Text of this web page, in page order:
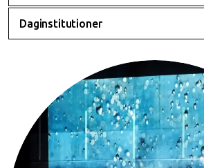
Daginstitutioner